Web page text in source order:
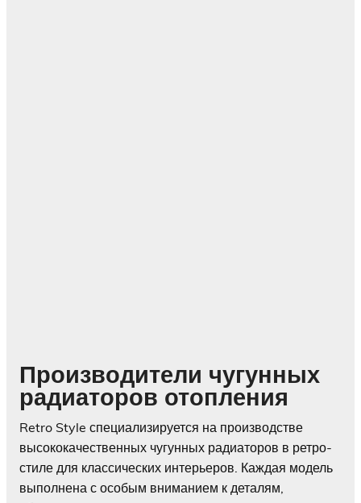
Производители чугунных
радиаторов отопления
Retro Style специализируется на производстве
высококачественных чугунных радиаторов в ретро-
стиле для классических интерьеров. Каждая модель
выполнена с особым вниманием к деталям,